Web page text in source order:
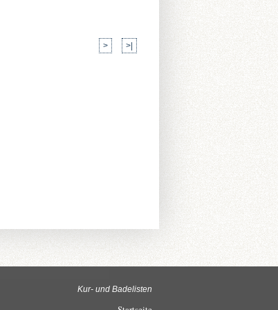
> >|
Kur- und Badelisten